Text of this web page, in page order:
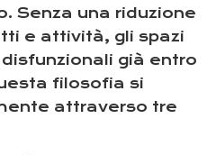
Senza una riduzione
e attività, gli spazi
già entro
filosofia si
attraverso tre